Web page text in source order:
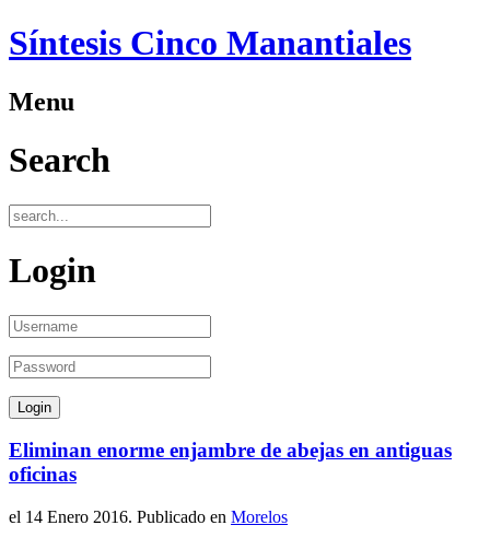
Síntesis Cinco Manantiales
Menu
Search
Login
Eliminan enorme enjambre de abejas en antiguas
oficinas
el 14 Enero 2016. Publicado en Morelos